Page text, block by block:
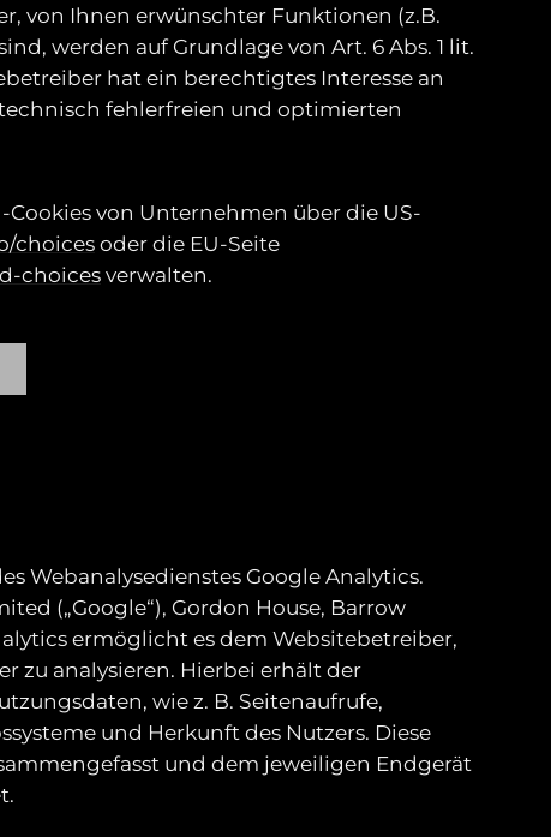
von Ihnen erwünschter Funktionen (z.B.
werden auf Grundlage von Art. 6 Abs. 1 lit.
hat ein berechtigtes Interesse an
fehlerfreien und optimierten
von Unternehmen über die US-
choicesoder die EU-Seite
choicesverwalten.
Webanalysedienstes Google Analytics.
(„Google“), Gordon House, Barrow
ermöglicht es dem Websitebetreiber,
zu analysieren. Hierbei erhält der
wie z. B. Seitenaufrufe,
und Herkunft des Nutzers. Diese
und dem jeweiligen Endgerät